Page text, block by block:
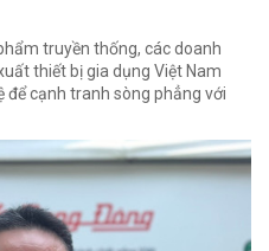
truyền thống, các doanh
thiết bị gia dụng Việt Nam
cạnh tranh sòng phẳng với